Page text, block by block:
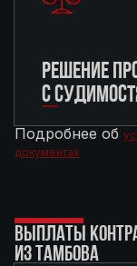
РЕШЕНИЕ
С
Подробнее об
документах
ВЫПЛАТЫ
ИЗ ТАМБОВА